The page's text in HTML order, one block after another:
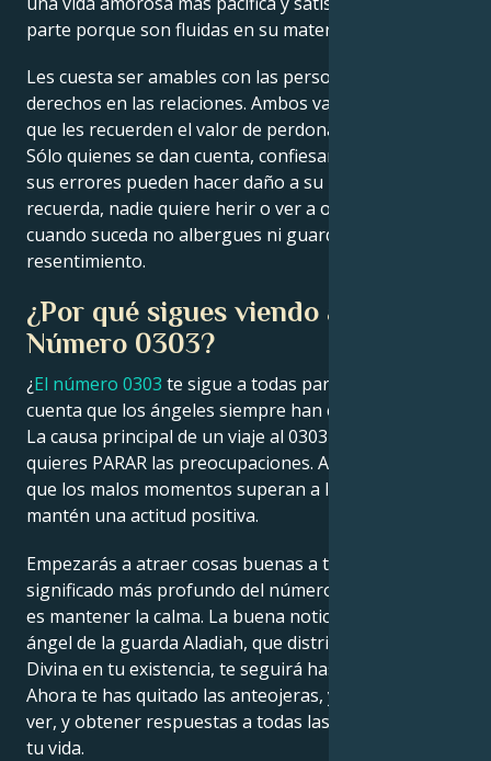
parte porque son fluidas en su material.
Les cuesta ser amables con las personas que tienen
derechos en las relaciones. Ambos van a necesitar
que les recuerden el valor de perdonar a su pareja.
Sólo quienes se dan cuenta, confiesan y aprenden de
sus errores pueden hacer daño a su pareja. Sólo
recuerda, nadie quiere herir o ver a otro herido, pero
cuando suceda no albergues ni guardes ira y/o
resentimiento.
¿Por qué sigues viendo al Ángel
Número 0303?
¿El número 0303 te sigue a todas partes? Ten en
cuenta que los ángeles siempre han estado contigo.
La causa principal de un viaje al 0303 es un impulso:
quieres PARAR las preocupaciones. Aunque parezca
que los malos momentos superan a los buenos,
mantén una actitud positiva.
Empezarás a atraer cosas buenas a tu vida.e El
significado más profundo del número angelical 0303
es mantener la calma. La buena noticia es que tu
ángel de la guarda Aladiah, que distribuye la Gracia
Divina en tu existencia, te seguirá hasta la eternidad.
Ahora te has quitado las anteojeras, y eres/libre para
ver, y obtener respuestas a todas las preguntas de
tu vida.